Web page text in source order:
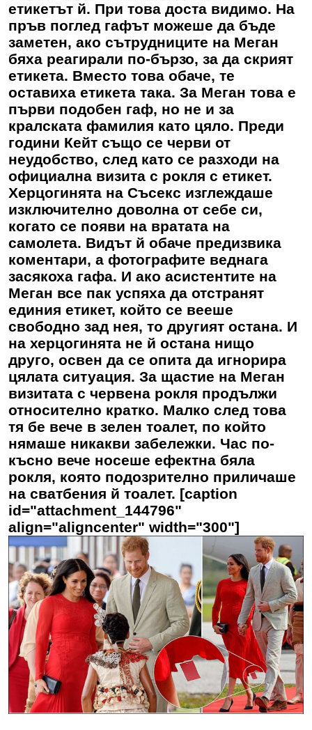
етикетът й. При това доста видимо. На
пръв поглед гафът можеше да бъде
заметен, ако сътрудниците на Меган
бяха реагирали по-бързо, за да скрият
етикета. Вместо това обаче, те
оставиха етикета така. За Меган това е
първи подобен гаф, но не и за
кралската фамилия като цяло. Преди
години Кейт също се черви от
неудобство, след като се разходи на
официална визита с рокля с етикет.
Херцогинята на Съсекс изглеждаше
изключително доволна от себе си,
когато се появи на вратата на
самолета. Видът й обаче предизвика
коментари, а фотографите веднага
засякоха гафа. И ако асистентите на
Меган все пак успяха да отстранят
единия етикет, който се вееше
свободно зад нея, то другият остана. И
на херцогинята не й остана нищо
друго, освен да се опита да игнорира
цялата ситуация. За щастие на Меган
визитата с червена рокля продължи
относително кратко. Малко след това
тя бе вече в зелен тоалет, по който
нямаше никакви забележки. Час по-
късно вече носеше ефектна бяла
рокля, която подозрително приличаше
на сватбения й тоалет. [caption
id="attachment_144796"
align="aligncenter" width="300"]